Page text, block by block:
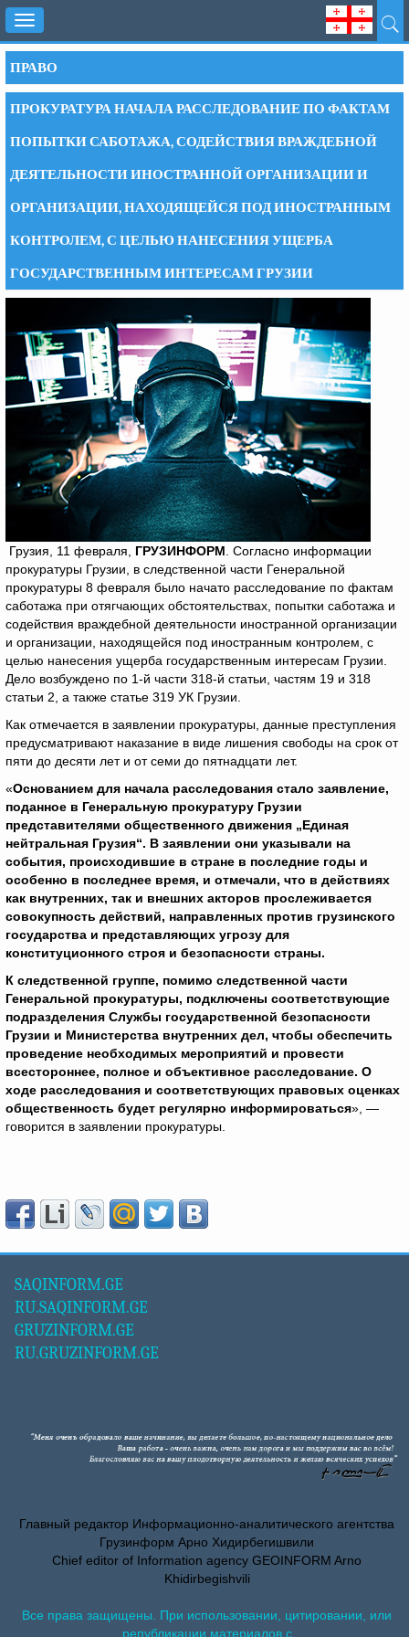
Toggle
navigation
ПРАВО
ПРОКУРАТУРА НАЧАЛА РАССЛЕДОВАНИЕ ПО ФАКТАМ
ПОПЫТКИ САБОТАЖА, СОДЕЙСТВИЯ ВРАЖДЕБНОЙ
ДЕЯТЕЛЬНОСТИ ИНОСТРАННОЙ ОРГАНИЗАЦИИ И
ОРГАНИЗАЦИИ, НАХОДЯЩЕЙСЯ ПОД ИНОСТРАННЫМ
КОНТРОЛЕМ, С ЦЕЛЬЮ НАНЕСЕНИЯ УЩЕРБА
ГОСУДАРСТВЕННЫМ ИНТЕРЕСАМ ГРУЗИИ
Грузия, 11 февраля, ГРУЗИНФОРМ . Согласно информации
прокуратуры Грузии, в следственной части Генеральной
прокуратуры 8 февраля было начато расследование по фактам
саботажа при отягчающих обстоятельствах, попытки саботажа и
содействия враждебной деятельности иностранной организации
и организации, находящейся под иностранным контролем, с
целью нанесения ущерба государственным интересам Грузии.
Дело возбуждено по 1-й части 318-й статьи, частям 19 и 318
статьи 2, а также статье 319 УК Грузии.
Как отмечается в заявлении прокуратуры, данные преступления
предусматривают наказание в виде лишения свободы на срок от
пяти до десяти лет и от семи до пятнадцати лет.
«Основанием для начала расследования стало заявление,
поданное в Генеральную прокуратуру Грузии
представителями общественного движения „Единая
нейтральная Грузия“. В заявлении они указывали на
события, происходившие в стране в последние годы и
особенно в последнее время, и отмечали, что в действиях
как внутренних, так и внешних акторов прослеживается
совокупность действий, направленных против грузинского
государства и представляющих угрозу для
конституционного строя и безопасности страны.
К следственной группе, помимо следственной части
Генеральной прокуратуры, подключены соответствующие
подразделения Службы государственной безопасности
Грузии и Министерства внутренних дел, чтобы обеспечить
проведение необходимых мероприятий и провести
всестороннее, полное и объективное расследование. О
ходе расследования и соответствующих правовых оценках
общественность будет регулярно информироваться», —
говорится в заявлении прокуратуры.
SAQINFORM.GE
RU.SAQINFORM.GE
GRUZINFORM.GE
RU.GRUZINFORM.GE
Главный редактор Информационно-аналитического агентства
Грузинформ Арно Хидирбегишвили
Chief editor of Information agency GEOINFORM Arno
Khidirbegishvili
Все права защищены. При использовании, цитировании, или
републикации материалов с